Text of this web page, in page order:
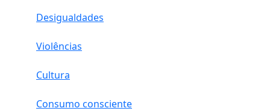
Desigualdades
Violências
Cultura
Consumo consciente